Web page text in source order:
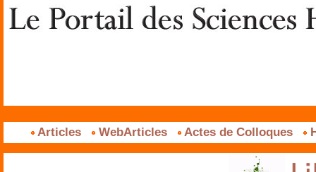
Articles WebArticles Actes de Colloques